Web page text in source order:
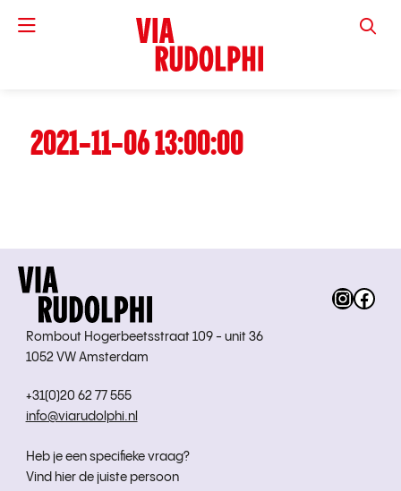
VIA
2021-11-06 13:00:00
Rombout Hogerbeetsstraat 109 - unit 36
1052 VW Amsterdam
+31(0)20 62 77 555
info@viarudolphi.nl
Heb je een specifieke vraag?
Vind hier de juiste persoon